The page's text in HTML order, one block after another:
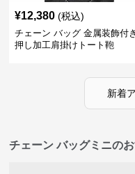
¥12,380 (税込)
チェーン バッグ 金属装飾付
押し加工肩掛けトート鞄
新着
チェーン バッグミニの